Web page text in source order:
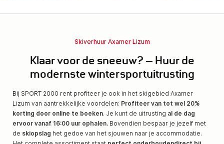
Skiverhuur Axamer Lizum
Klaar voor de sneeuw? – Huur de
modernste wintersportuitrusting
Bij SPORT 2000 rent profiteer je ook in het skigebied Axamer
Lizum van aantrekkelijke voordelen: Profiteer van tot wel 20%
korting door online te boeken. Je kunt de uitrusting al de dag
ervoor vanaf 16:00 uur ophalen. Bovendien bespaar je jezelf met
de skiopslag het gedoe van het sjouwen naar je accommodatie.